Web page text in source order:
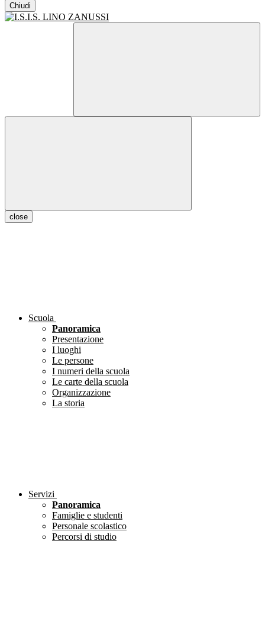
Chiudi
close
Scuola
Panoramica
Presentazione
I luoghi
Le persone
I numeri della scuola
Le carte della scuola
Organizzazione
La storia
Servizi
Panoramica
Famiglie e studenti
Personale scolastico
Percorsi di studio